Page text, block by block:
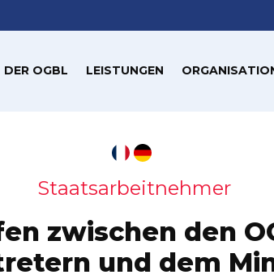
DER OGBL LEISTUNGEN
Staatsarbeitnehmer
zwischen den
und dem